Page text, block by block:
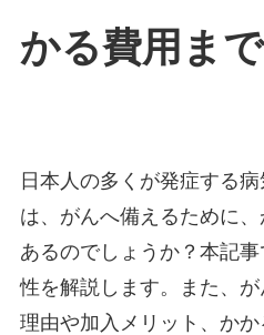
かる費用まで
日本人の多くが発症する
は、がんへ備えるために
あるのでしょうか？本記
性を解説します。また、
理由や加入メリット、か